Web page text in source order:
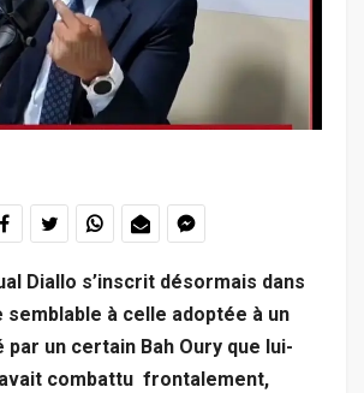
Diallo s’inscrit désormais dans
semblable à celle adoptée à un
par un certain Bah Oury que lui-
combattu frontalement,